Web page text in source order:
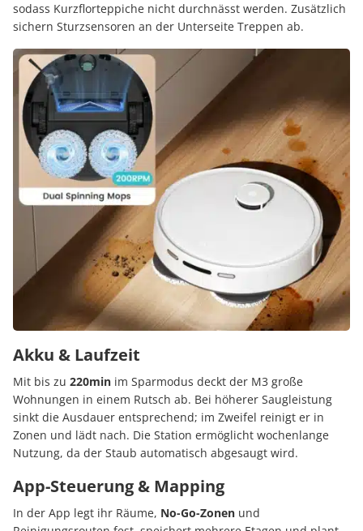
sodass Kurzflorteppiche nicht durchnässt werden. Zusätzlich
sichern Sturzsensoren an der Unterseite Treppen ab.
Akku & Laufzeit
Mit bis zu 220min im Sparmodus deckt der M3 große
Wohnungen in einem Rutsch ab. Bei höherer Saugleistung
sinkt die Ausdauer entsprechend; im Zweifel reinigt er in
Zonen und lädt nach. Die Station ermöglicht wochenlange
Nutzung, da der Staub automatisch abgesaugt wird.
App-Steuerung & Mapping
In der App legt ihr Räume, No-Go-Zonen und